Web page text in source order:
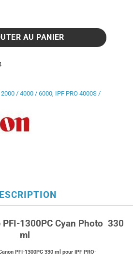
d'encre PFI-1300PC Cyan Photo 330 ml
AU PANIER
2000 / 4000 / 6000 IPF PRO 4000S /
PFI-1300PC Cyan Photo 330
ml
PFI-1300PC 330 ml pour IPF PRO-